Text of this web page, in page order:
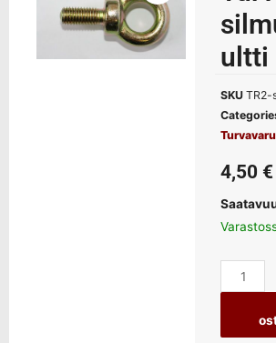
ultti
SKU TR2-
4,50 €